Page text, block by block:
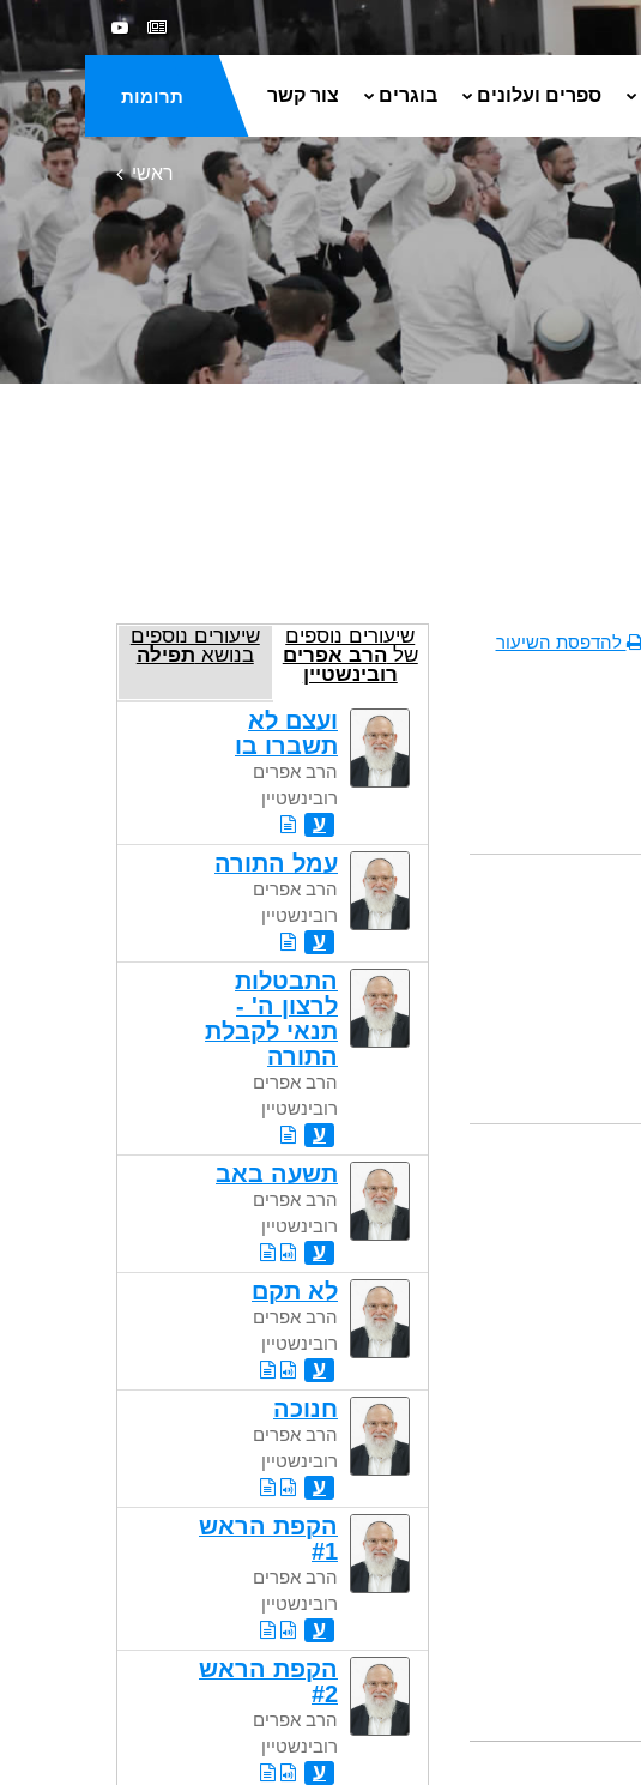
תרומות ספרים ועלונים בוגרים צור קשר
ראשי
להדפסת השיעור
שיעורים נוספים
שלהרב אפרים
רובינשטיין
שיעורים נוספים
בנושא תפילה
ועצם לא
תשברו בו
הרב אפרים
רובינשטיין
ע
עמל התורה
הרב אפרים
רובינשטיין
ע
התבטלות
לרצון ה' -
תנאי לקבלת
התורה
הרב אפרים
רובינשטיין
ע
תשעה באב
הרב אפרים
רובינשטיין
ע
לא תקם
הרב אפרים
רובינשטיין
ע
חנוכה
הרב אפרים
רובינשטיין
ע
הקפת הראש
#1
הרב אפרים
רובינשטיין
ע
הקפת הראש
#2
הרב אפרים
רובינשטיין
ע